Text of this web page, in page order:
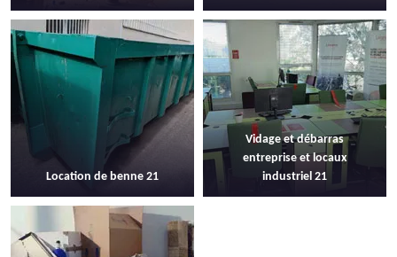
Location de benne 21
Vidage et débarras
entreprise et locaux
industriel 21